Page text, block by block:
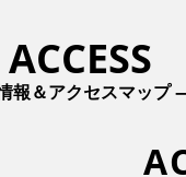
＆アクセスマップ